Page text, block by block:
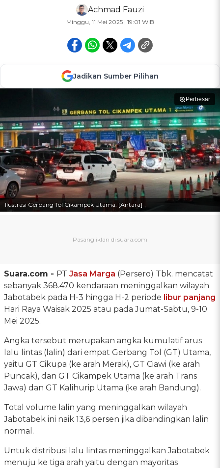
Achmad Fauzi
Minggu, 11 Mei 2025 | 19:01 WIB
Jadikan Sumber Pilihan
Perbesar
Ilustrasi Gerbang Tol Cikampek Utama. [Antara]
Suara.com - PT Jasa Marga (Persero) Tbk. mencatat
sebanyak 368.470 kendaraan meninggalkan wilayah
Jabotabek pada H-3 hingga H-2 periode libur panjang
Hari Raya Waisak 2025 atau pada Jumat-Sabtu, 9-10
Mei 2025.
Angka tersebut merupakan angka kumulatif arus
lalu lintas (lalin) dari empat Gerbang Tol (GT) Utama,
yaitu GT Cikupa (ke arah Merak), GT Ciawi (ke arah
Puncak), dan GT Cikampek Utama (ke arah Trans
Jawa) dan GT Kalihurip Utama (ke arah Bandung).
Total volume lalin yang meninggalkan wilayah
Jabotabek ini naik 13,6 persen jika dibandingkan lalin
normal.
Untuk distribusi lalu lintas meninggalkan Jabotabek
menuju ke tiga arah yaitu dengan mayoritas